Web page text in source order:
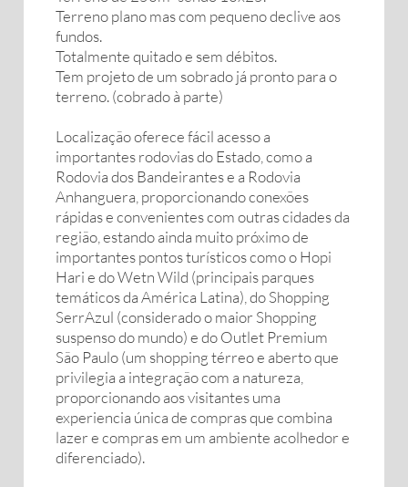
Terreno plano mas com pequeno declive aos
fundos.
Totalmente quitado e sem débitos.
Tem projeto de um sobrado já pronto para o
terreno. (cobrado à parte)
Localização oferece fácil acesso a
importantes rodovias do Estado, como a
Rodovia dos Bandeirantes e a Rodovia
Anhanguera, proporcionando conexões
rápidas e convenientes com outras cidades da
região, estando ainda muito próximo de
importantes pontos turísticos como o Hopi
Hari e do Wetn Wild (principais parques
temáticos da América Latina), do Shopping
SerrAzul (considerado o maior Shopping
suspenso do mundo) e do Outlet Premium
São Paulo (um shopping térreo e aberto que
privilegia a integração com a natureza,
proporcionando aos visitantes uma
experiencia única de compras que combina
lazer e compras em um ambiente acolhedor e
diferenciado).